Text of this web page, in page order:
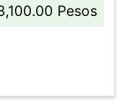
Pesos